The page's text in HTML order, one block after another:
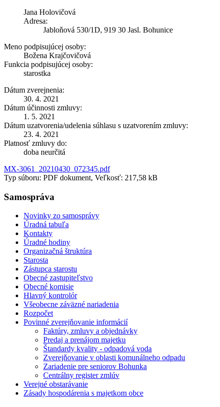
Jana Holovičová
Adresa:
Jabloňová 530/1D, 919 30 Jasl. Bohunice
Meno podpisujúcej osoby:
Božena Krajčovičová
Funkcia podpisujúcej osoby:
starostka
Dátum zverejnenia:
30. 4. 2021
Dátum účinnosti zmluvy:
1. 5. 2021
Dátum uzatvorenia/udelenia súhlasu s uzatvorením zmluvy:
23. 4. 2021
Platnosť zmluvy do:
doba neurčitá
MX-3061_20210430_072345.pdf
Typ súboru: PDF dokument, Veľkosť: 217,58 kB
Samospráva
Novinky zo samosprávy
Úradná tabuľa
Kontakty
Úradné hodiny
Organizačná štruktúra
Starosta
Zástupca starostu
Obecné zastupiteľstvo
Obecné komisie
Hlavný kontrolór
Všeobecne záväzné nariadenia
Rozpočet
Povinné zverejňovanie informácií
Faktúry, zmluvy a objednávky
Predaj a prenájom majetku
Štandardy kvality - odpadová voda
Zverejňovanie v oblasti komunálneho odpadu
Zariadenie pre seniorov Bohunka
Centrálny register zmlúv
Verejné obstarávanie
Zásady hospodárenia s majetkom obce